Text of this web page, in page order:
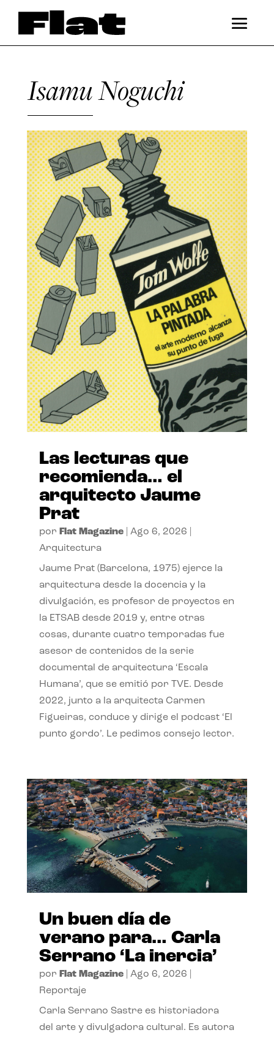
Isamu Noguchi
Las lecturas que
recomienda… el
arquitecto Jaume
Prat
por Flat Magazine| Ago 6, 2026
Arquitectura
Jaume Prat (Barcelona, 1975) ejerce la
arquitectura desde la docencia y la
divulgación, es profesor de proyectos en
la ETSAB desde 2019 y, entre otras
cosas, durante cuatro temporadas fue
asesor de contenidos de la serie
documental de arquitectura ‘Escala
Humana’, que se emitió por TVE. Desde
2022, junto a la arquitecta Carmen
Figueiras, conduce y dirige el podcast ‘El
punto gordo’. Le pedimos consejo lector.
Un buen día de
verano para… Carla
Serrano ‘La inercia’
por Flat Magazine| Ago 6, 2026
Reportaje
Carla Serrano Sastre es historiadora
del arte y divulgadora cultural. Es autora